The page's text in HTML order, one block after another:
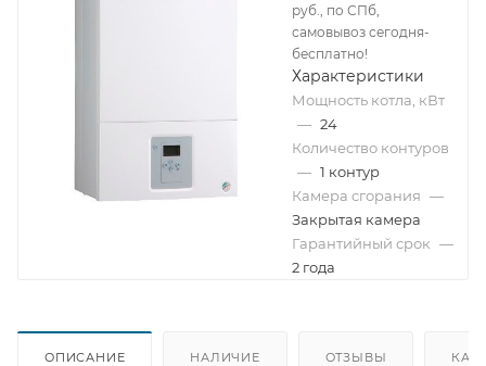
руб., по СПб,
самовывоз сегодня-
бесплатно!
Характеристики
Мощность котла, кВт
— 24
Количество контуров
— 1 контур
Камера сгорания —
Закрытая камера
Гарантийный срок —
2 года
ОПИСАНИЕ НАЛИЧИЕ ОТЗЫВЫ КАК